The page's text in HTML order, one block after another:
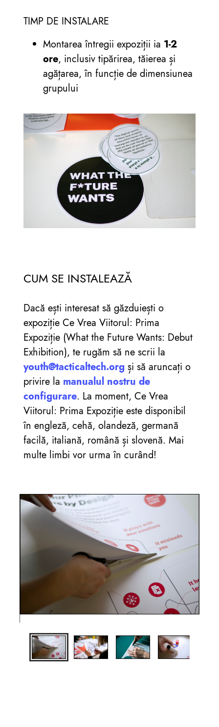
TIMP DE INSTALARE
Montarea întregii expoziții ia 1-2
ore, inclusiv tipărirea, tăierea și
agățarea, în funcție de dimensiunea
grupului
CUM SE INSTALEAZĂ
Dacă ești interesat să găzduiești o
expoziție Ce Vrea Viitorul: Prima
Expoziție (What the Future Wants: Debut
Exhibition), te rugăm să ne scrii la
youth@tacticaltech.org și să aruncați o
privire la manualul nostru de
configurare. La moment, Ce Vrea
Viitorul: Prima Expoziție este disponibil
în engleză, cehă, olandeză, germană
facilă, italiană, română și slovenă. Mai
multe limbi vor urma în curând!